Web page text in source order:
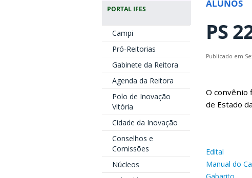
PORTAL IFES
Campi
Pró-Reitorias
Gabinete da Reitora
Agenda da Reitora
Polo de Inovação
Vitória
Cidade da Inovação
Conselhos e
Comissões
Núcleos
ALUNOS
PS
Publicado em
O convênio
de Estado
Edital
Manual do